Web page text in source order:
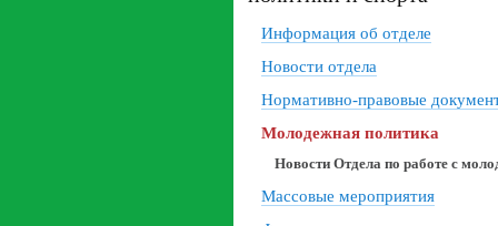
Информация об отделе
Новости отдела
Нормативно-правовые
Молодежная политика
Новости Отдела по работе с
Массовые мероприятия